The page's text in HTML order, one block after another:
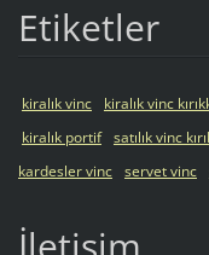
Etiketler
kiralık vinc kiralık vinc
kiralık portif satılık vinc
kardesler vinc servet vinc